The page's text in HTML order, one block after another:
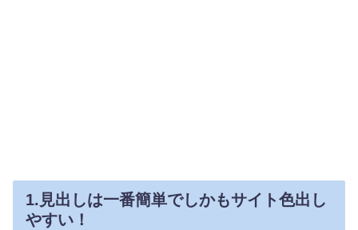
1.見出しは一番簡単でしかもサイト色出し
やすい！